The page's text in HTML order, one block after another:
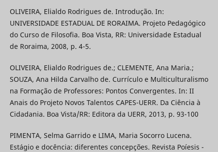
OLIVEIRA, Elialdo Rodrigues de. Introdução. In:
UNIVERSIDADE ESTADUAL DE RORAIMA. Projeto Pedagógico
do Curso de Filosofia. Boa Vista, RR: Universidade Estadual
de Roraima, 2008, p. 4-5.
OLIVEIRA, Elialdo Rodrigues de.; CLEMENTE, Ana Maria.;
SOUZA, Ana Hilda Carvalho de. Currículo e Multiculturalismo
na Formação de Professores: Pontos Convergentes. In: II
Anais do Projeto Novos Talentos CAPES-UERR. Da Ciência à
Cidadania. Boa Vista/RR: Editora da UERR, 2013, p. 93-100
PIMENTA, Selma Garrido e LIMA, Maria Socorro Lucena.
Estágio e docência: diferentes concepções. Revista Poíesis -